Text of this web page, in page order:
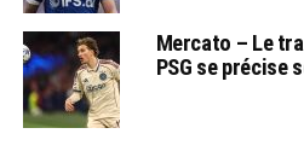
Mercato – Le
PSG se précise